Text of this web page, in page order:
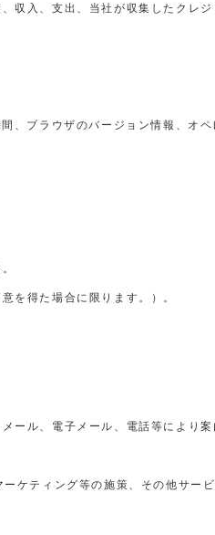
収入、支出、当社が収集したクレジ
、ブラウザのバージョン情報、オペ
を得た場合に限ります。）。
ール、電子メール、電話等により案
ケティング等の施策、その他サー